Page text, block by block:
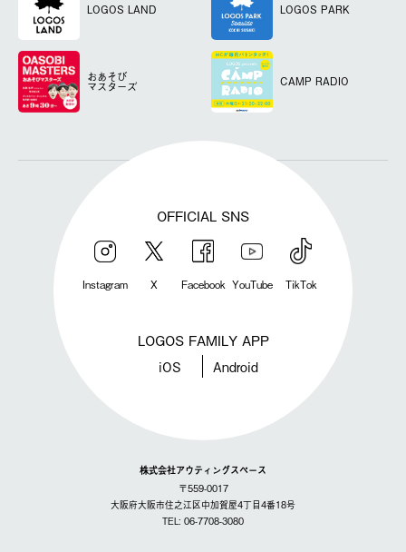
LOGOS LAND LOGOS PARK
おあそび
マスターズ CAMP RADIO
OFFICIAL SNS
Instagram X Facebook YouTube TikTok
LOGOS FAMILY APP
iOS Android
株式会社アウティングスペース
〒559-0017
大阪府大阪市住之江区中加賀屋4丁目4番18号
TEL: 06-7708-3080